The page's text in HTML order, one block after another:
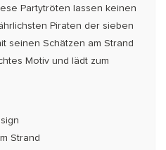
Partytröten lassen keinen
Piraten der sieben
seinen Schätzen am Strand
Motiv und lädt zum
Strand